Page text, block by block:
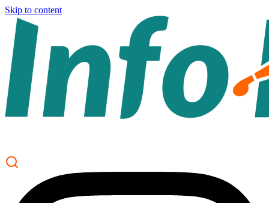
Skip to content